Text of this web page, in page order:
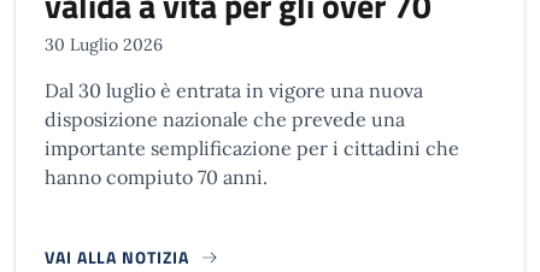
30 Luglio 2026
Dal 30 luglio è entrata in vigore una nuova
disposizione nazionale che prevede una
importante semplificazione per i cittadini che
hanno compiuto 70 anni.
VAI ALLA NOTIZIA